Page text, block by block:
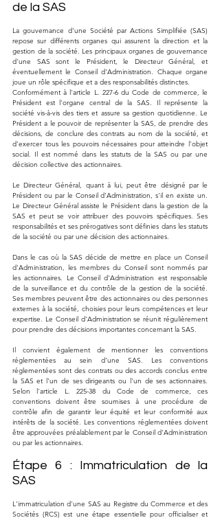
de la SAS
La gouvernance d'une Société par Actions Simplifiée (SAS)
repose sur différents organes qui assurent la direction et la
gestion de la société. Les principaux organes de gouvernance
d'une SAS sont le Président, le Directeur Général, et
éventuellement le Conseil d'Administration. Chaque organe
joue un rôle spécifique et a des responsabilités distinctes.
Conformément à l'article L. 227-6 du Code de commerce, le
Président est l'organe central de la SAS. Il représente la
société vis-à-vis des tiers et assure sa gestion quotidienne. Le
Président a le pouvoir de représenter la SAS, de prendre des
décisions, de conclure des contrats au nom de la société, et
d'exercer tous les pouvoirs nécessaires pour atteindre l'objet
social. Il est nommé dans les statuts de la SAS ou par une
décision collective des actionnaires.
Le Directeur Général, quant à lui, peut être désigné par le
Président ou par le Conseil d'Administration, s'il en existe un.
Le Directeur Général assiste le Président dans la gestion de la
SAS et peut se voir attribuer des pouvoirs spécifiques. Ses
responsabilités et ses prérogatives sont définies dans les statuts
de la société ou par une décision des actionnaires.
Dans le cas où la SAS décide de mettre en place un Conseil
d'Administration, les membres du Conseil sont nommés par
les actionnaires. Le Conseil d'Administration est responsable
de la surveillance et du contrôle de la gestion de la société.
Ses membres peuvent être des actionnaires ou des personnes
externes à la société, choisies pour leurs compétences et leur
expertise. Le Conseil d'Administration se réunit régulièrement
pour prendre des décisions importantes concernant la SAS.
Il convient également de mentionner les conventions
réglementées au sein d'une SAS. Les conventions
réglementées sont des contrats ou des accords conclus entre
la SAS et l'un de ses dirigeants ou l'un de ses actionnaires.
Selon l'article L. 225-38 du Code de commerce, ces
conventions doivent être soumises à une procédure de
contrôle afin de garantir leur équité et leur conformité aux
intérêts de la société. Les conventions réglementées doivent
être approuvées préalablement par le Conseil d'Administration
ou par les actionnaires.
Étape 6 : Immatriculation de la
SAS
L'immatriculation d'une SAS au Registre du Commerce et des
Sociétés (RCS) est une étape essentielle pour officialiser et